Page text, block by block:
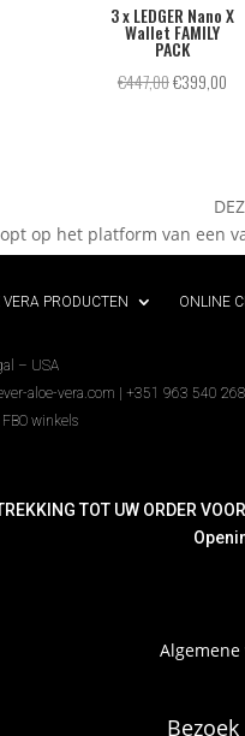
3 x LEDGER Nano X
Wallet FAMILY
PACK
€447,00€399,00
op het platform van een
PRODUCTEN ONLINE
– USA
aloe-vera.com | +351 963 540 268
winkels
TOT UW ORDER